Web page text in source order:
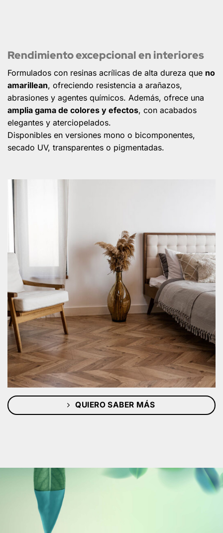
QUIERO SABER MÁS
Rendimiento excepcional en interiores
Formulados con resinas acrílicas de alta dureza que no
amarillean, ofreciendo resistencia a arañazos,
abrasiones y agentes químicos. ​Además, ofrece una
amplia gama de colores y efectos, con acabados
elegantes y aterciopelados.​
Disponibles en versiones mono o bicomponentes,
secado UV, transparentes o pigmentadas.